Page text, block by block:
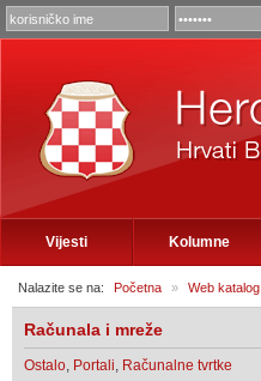
Vijesti Kolumne
Nalazite se na: Početna » Web katalog
Računala i mreže
Ostalo, Portali, Računalne tvrtke